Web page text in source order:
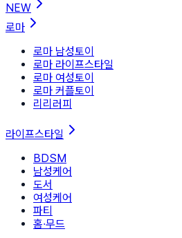
NEW
로마
로마 남성토이
로마 라이프스타일
로마 여성토이
로마 커플토이
리리러피
라이프스타일
BDSM
남성케어
도서
여성케어
파티
홈∙무드